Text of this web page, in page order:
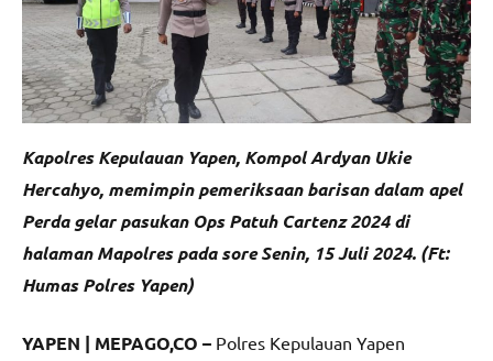
Kapolres Kepulauan Yapen, Kompol Ardyan Ukie
Hercahyo, memimpin pemeriksaan barisan dalam apel
Perda gelar pasukan Ops Patuh Cartenz 2024 di
halaman Mapolres pada sore Senin, 15 Juli 2024. (Ft:
Humas Polres Yapen)
YAPEN | MEPAGO,CO – Polres Kepulauan Yapen